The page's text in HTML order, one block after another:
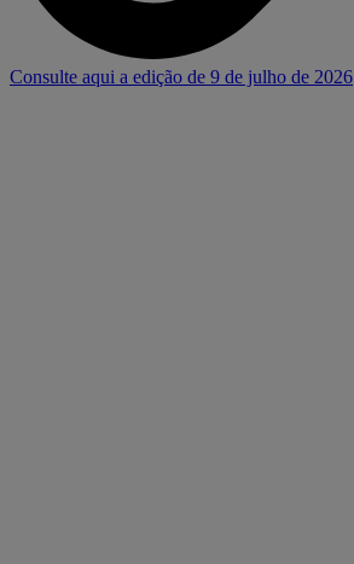
Consulte aqui a edição de 9 de julho de 2026